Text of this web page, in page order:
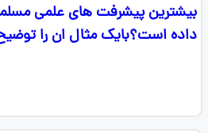
بیشترین پیشرفت های علمی
داده است؟بایک مثال ان را